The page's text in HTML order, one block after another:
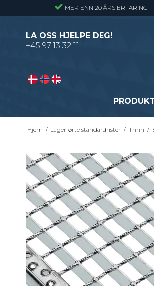
MER ENN 20 ÅRS ERFARING
LA OSS HJELPE DEG!
+45 97 13 32 11
Pressveiset gitterrister – Alminnelig
Smijernsgitter – Gitter med svingte
kryssribber
Festebeslag - Standardrister
Fastgørelse - Trinn
Beslag - Fibergitter
Festebeslag - Opptrekksrister
Se alle
Hjem / Lagerførte standardrister / Trinn /